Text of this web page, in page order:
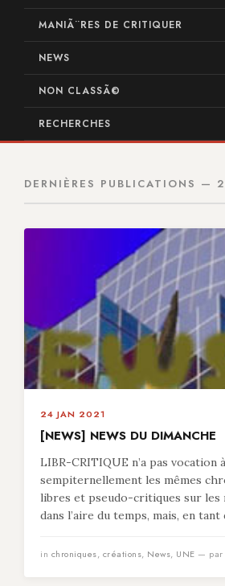
MANIÃ¨RES DE CRITIQUER
NEWS
NON CLASSÃ©
RECHERCHES
DERNIÈRES PUBLICATIONS —
24 JAN 2021
[NEWS] NEWS DU DIMANCHE
LIBR-CRITIQUE n’a pas vocation
sempiternellement les mêmes
libres et pseudo-critiques sur les
dans l’aire du temps, mais, en tant
in chroniques, créations, News, UNE — par